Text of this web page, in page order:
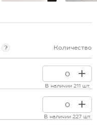
? Количество
В наличии 211 шт.
В наличии 227 шт.